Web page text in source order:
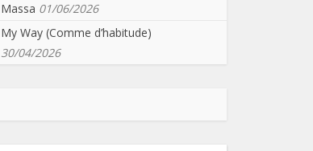
Massa 01/06/2026
My Way (Comme d’habitude)
30/04/2026